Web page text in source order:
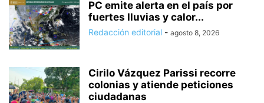
PC emite alerta en el país por
fuertes lluvias y calor...
Redacción editorial - agosto 8, 2026
Cirilo Vázquez Parissi recorre
colonias y atiende peticiones
ciudadanas